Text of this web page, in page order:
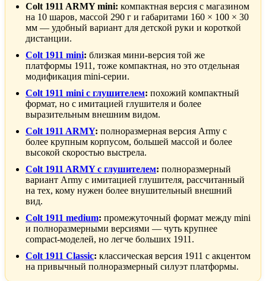
Colt 1911 ARMY mini: компактная версия с магазином
на 10 шаров, массой 290 г и габаритами 160 × 100 × 30
мм — удобный вариант для детской руки и короткой
дистанции.
Colt 1911 mini: близкая мини-версия той же
платформы 1911, тоже компактная, но это отдельная
модификация mini-серии.
Colt 1911 mini с глушителем: похожий компактный
формат, но с имитацией глушителя и более
выразительным внешним видом.
Colt 1911 ARMY: полноразмерная версия Army с
более крупным корпусом, большей массой и более
высокой скоростью выстрела.
Colt 1911 ARMY с глушителем: полноразмерный
вариант Army с имитацией глушителя, рассчитанный
на тех, кому нужен более внушительный внешний
вид.
Colt 1911 medium: промежуточный формат между mini
и полноразмерными версиями — чуть крупнее
compact-моделей, но легче больших 1911.
Colt 1911 Classic: классическая версия 1911 с акцентом
на привычный полноразмерный силуэт платформы.